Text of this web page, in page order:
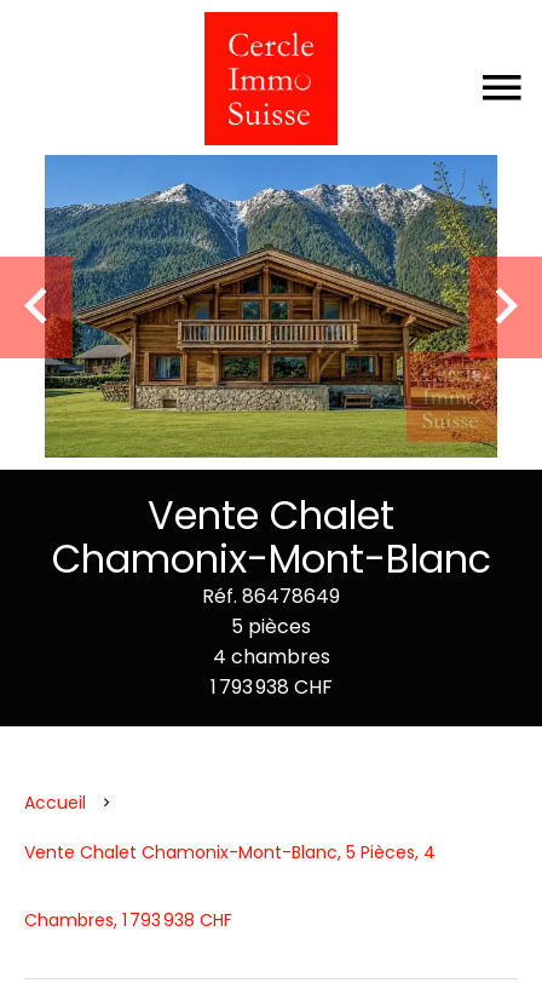
Vente Chalet
Chamonix-Mont-Blanc
Réf. 86478649
5 pièces
4 chambres
1 793 938 CHF
Accueil
Vente Chalet Chamonix-Mont-Blanc, 5 Pièces, 4
Chambres, 1 793 938 CHF